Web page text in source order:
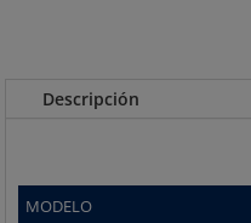
Descripción
MODELO